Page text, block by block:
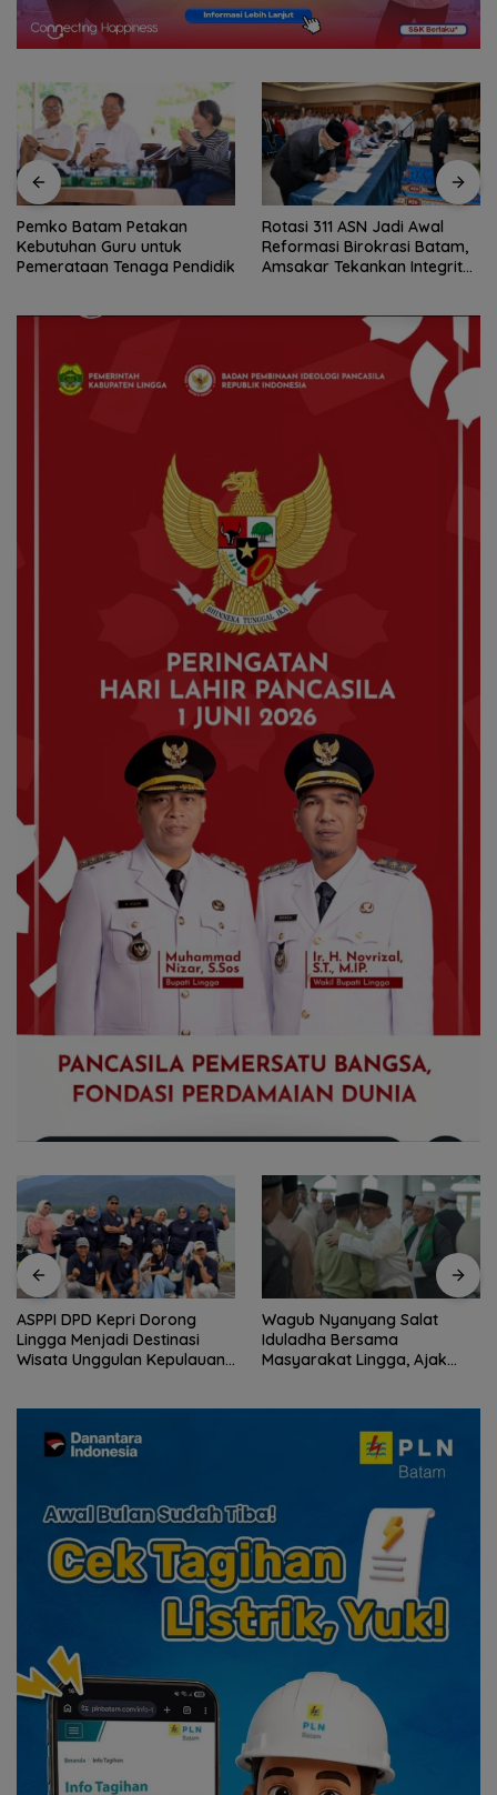
Pemko Batam Petakan
Kebutuhan Guru untuk
Pemerataan Tenaga Pendidik
Rotasi 311 ASN Jadi Awal
Reformasi Birokrasi Batam,
Amsakar Tekankan Integritas
ASPPI DPD Kepri Dorong
Lingga Menjadi Destinasi
Wisata Unggulan Kepulauan
Wagub Nyanyang Salat
Iduladha Bersama
Masyarakat Lingga, Ajak